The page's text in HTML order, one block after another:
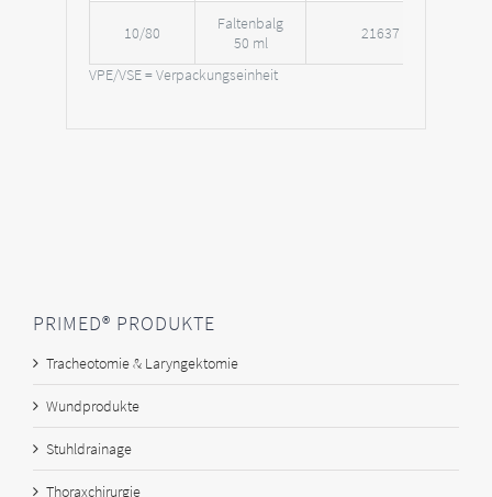
10/80
Faltenbalg
50 ml
21637
VPE/VSE = Verpackungseinheit
PRIMED® PRODUKTE
Tracheotomie & Laryngektomie
Wundprodukte
Stuhldrainage
Thoraxchirurgie